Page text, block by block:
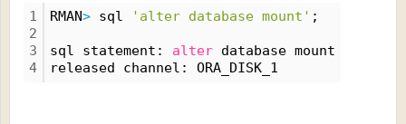
1
2
3
4
RMAN> sql 'alter database mount' ;
sql statement: alter database mount
released channel: ORA_DISK_1